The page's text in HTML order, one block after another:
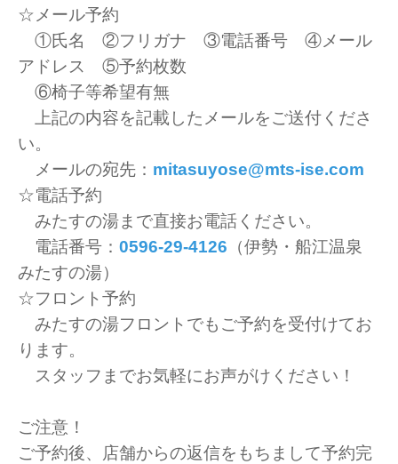
☆メール予約
①氏名 ②フリガナ ③電話番号 ④メール
アドレス ⑤予約枚数
⑥椅子等希望有無
上記の内容を記載したメールをご送付くださ
い。
メールの宛先： mitasuyose@mts-ise.com
☆電話予約
みたすの湯まで直接お電話ください。
電話番号： 0596-29-4126 （伊勢・船江温泉
みたすの湯）
☆フロント予約
みたすの湯フロントでもご予約を受付けてお
ります。
スタッフまでお気軽にお声がけください！
ご注意！
ご予約後、店舗からの返信をもちまして予約完